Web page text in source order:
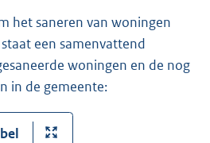
het saneren van woningen
een samenvattend
woningen en de nog
in de gemeente: